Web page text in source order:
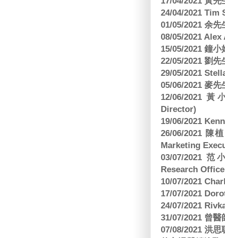
24/04/2021 Tim
01/05/2021 余
08/05/2021
15/05/2021 鐘
22/05/2021 劉
29/05/2021
05/06/2021 麥
12/06/2021
Director)
19/06/2021
26/06/2021 陳
Marketing
03/07/2021 范
Research
10/07/2021
17/07/2021
24/07/2021
31/07/2021 曾
07/08/2021 洪